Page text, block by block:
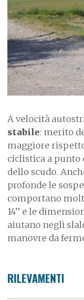
A velocità
stabile: merito
maggiore
ciclistica a punto
dello scudo.
profonde le
comportano
14” e le
aiutano negli
manovre da
RILEVAMENTI